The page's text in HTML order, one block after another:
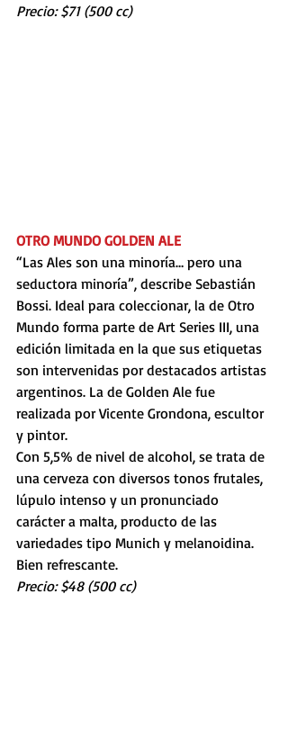
Precio: $71 (500 cc)
OTRO MUNDO GOLDEN ALE
“Las Ales son una minoría… pero una
seductora minoría”, describe Sebastián
Bossi. Ideal para coleccionar, la de Otro
Mundo forma parte de Art Series III, una
edición limitada en la que sus etiquetas
son intervenidas por destacados artistas
argentinos. La de Golden Ale fue
realizada por Vicente Grondona, escultor
y pintor.
Con 5,5% de nivel de alcohol, se trata de
una cerveza con diversos tonos frutales,
lúpulo intenso y un pronunciado
carácter a malta, producto de las
variedades tipo Munich y melanoidina.
Bien refrescante.
Precio: $48 (500 cc)